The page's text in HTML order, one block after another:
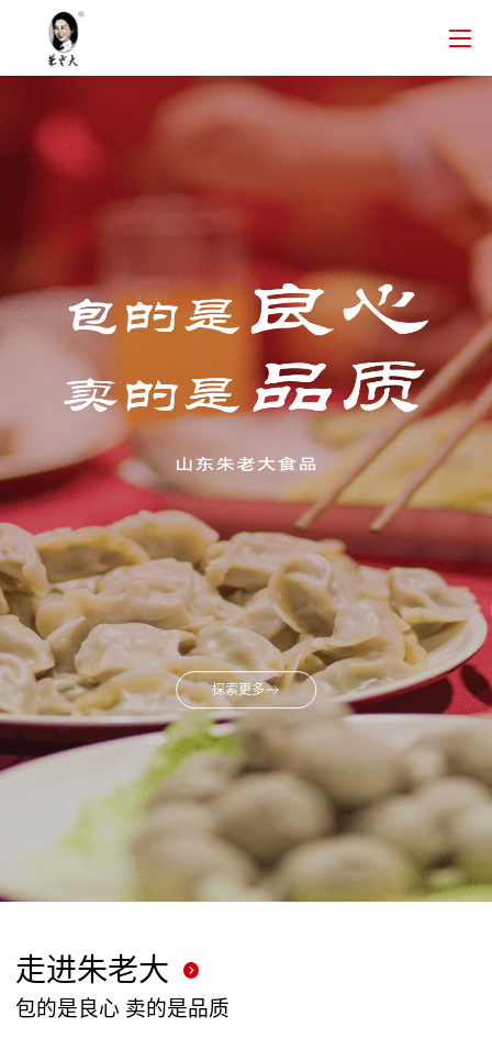
探索更多
走进朱老大
包的是良心 卖的是品质